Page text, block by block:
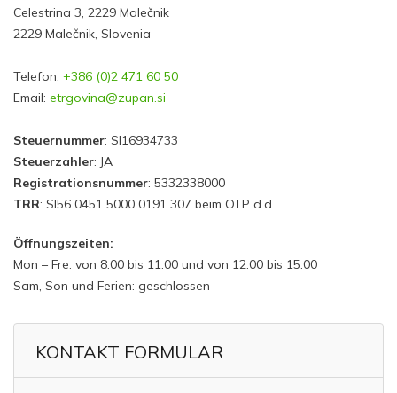
Celestrina 3, 2229 Malečnik
2229 Malečnik, Slovenia
Telefon: +386 (0)2 471 60 50
Email: etrgovina@zupan.si
Steuernummer: SI16934733
Steuerzahler: JA
Registrationsnummer: 5332338000
TRR: SI56 0451 5000 0191 307 beim OTP d.d
Öffnungszeiten:
Mon – Fre: von 8:00 bis 11:00 und von 12:00 bis 15:00
Sam, Son und Ferien: geschlossen
KONTAKT FORMULAR